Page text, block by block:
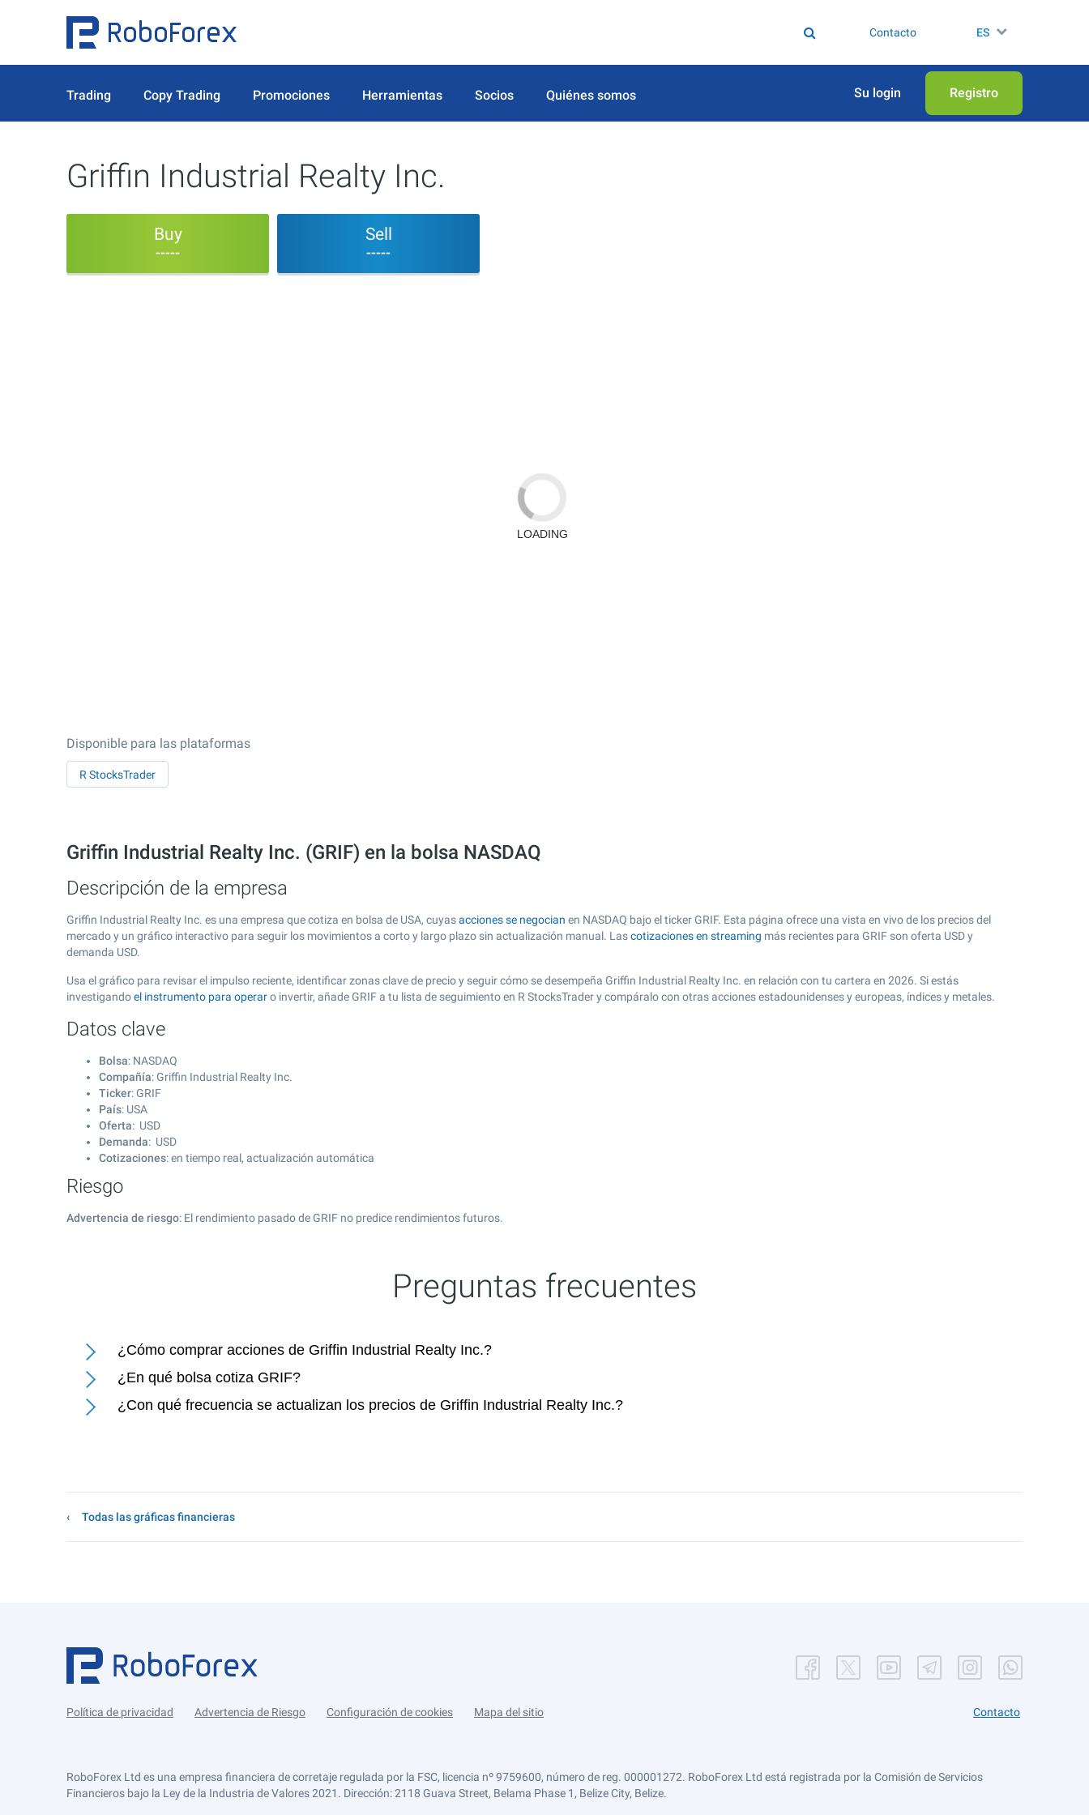
Contacto ES
Trading Copy Trading Promociones Herramientas Socios Quiénes somos Su login Registro
Griffin Industrial Realty Inc.
Buy
-----
Sell
-----
Disponible para las plataformas
R StocksTrader
Griffin Industrial Realty Inc. (GRIF) en la bolsa NASDAQ
Descripción de la empresa
Griffin Industrial Realty Inc. es una empresa que cotiza en bolsa de USA, cuyasacciones se negocian en NASDAQ bajo el ticker GRIF. Esta página ofrece una vista en vivo de los precios del
mercado y un gráfico interactivo para seguir los movimientos a corto y largo plazo sin actualización manual. Lascotizaciones en streaming más recientes para GRIF son oferta USD y
demanda USD.
Usa el gráfico para revisar el impulso reciente, identificar zonas clave de precio y seguir cómo se desempeña Griffin Industrial Realty Inc. en relación con tu cartera en 2026. Si estás
investigandoel instrumento para operaro invertir, añade GRIF a tu lista de seguimiento en R StocksTrader y compáralo con otras acciones estadounidenses y europeas, índices y metales.
Datos clave
Bolsa: NASDAQ
Compañía: Griffin Industrial Realty Inc.
Ticker: GRIF
País: USA
Oferta: USD
Demanda: USD
Cotizaciones: en tiempo real, actualización automática
Riesgo
Advertencia de riesgo: El rendimiento pasado de GRIF no predice rendimientos futuros.
Preguntas frecuentes
¿Cómo comprar acciones de Griffin Industrial Realty Inc.?
¿En qué bolsa cotiza GRIF?
¿Con qué frecuencia se actualizan los precios de Griffin Industrial Realty Inc.?
Todas las gráficas financieras
Política de privacidad Advertencia de Riesgo Configuración de cookies Mapa del sitio Contacto
RoboForex Ltd es una empresa financiera de corretaje regulada por la FSC, licencia nº 9759600, número de reg. 000001272. RoboForex Ltd está registrada por la Comisión de Servicios
Financieros bajo la Ley de la Industria de Valores 2021. Dirección: 2118 Guava Street, Belama Phase 1, Belize City, Belize.